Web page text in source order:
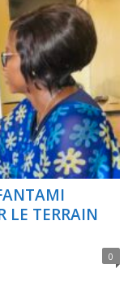
LE TERRAIN
0